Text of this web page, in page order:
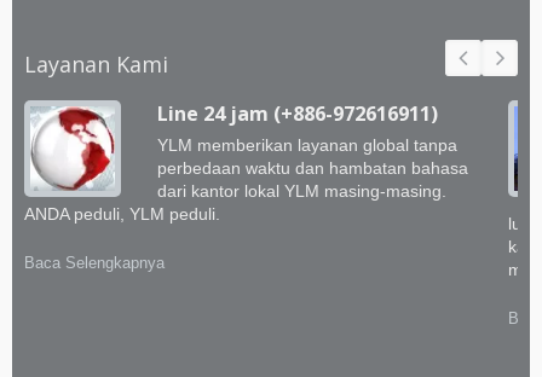
Layanan Kami
Line 24 jam (+886-972616911)
YLM memberikan layanan global tanpa
perbedaan waktu dan hambatan bahasa
dari kantor lokal YLM masing-masing.
ANDA peduli, YLM peduli.
Baca Selengkapnya
luar